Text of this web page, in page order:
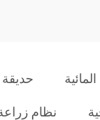
نظام